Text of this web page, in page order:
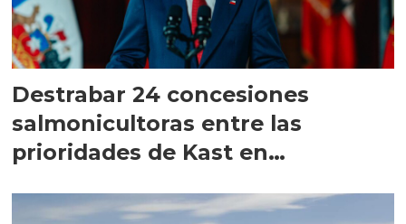
Destrabar 24 concesiones
salmonicultoras entre las
prioridades de Kast en